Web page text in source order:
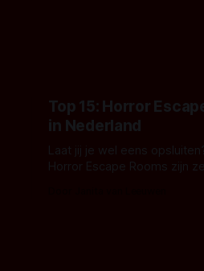
Top 15: Horror
in Nederland
Laat jij je wel eens
Horror Escape Rooms zijn